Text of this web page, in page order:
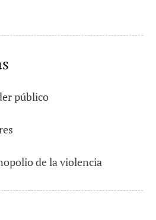
público
de la violencia